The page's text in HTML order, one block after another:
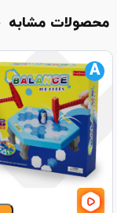
محصولات مشابه
A